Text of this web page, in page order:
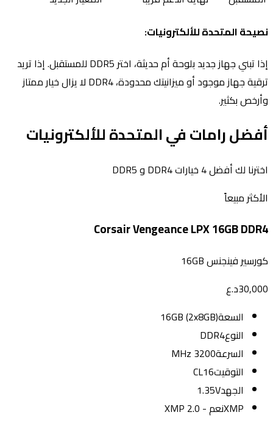
نصيحة المتحدة للألكترونيات:
إذا تبني جهاز جديد بلوحة أم حديثة، اختر DDR5 للمستقبل. إذا تريد
ترقية جهاز موجود أو ميزانيتك محدودة، DDR4 لا يزال خيار ممتاز
وأرخص بكثير.
أفضل رامات في المتحدة للألكترونيات
اخترنا لك أفضل 4 خيارات DDR4 و DDR5
الأكثر مبيعاً
Corsair Vengeance LPX 16GB DDR4
كورسير فينجنس 16GB
30,000د.ع
السعة16GB (2x8GB)
النوعDDR4
السرعة3200 MHz
التوقيتCL16
الجهد1.35V
XMPنعم - XMP 2.0